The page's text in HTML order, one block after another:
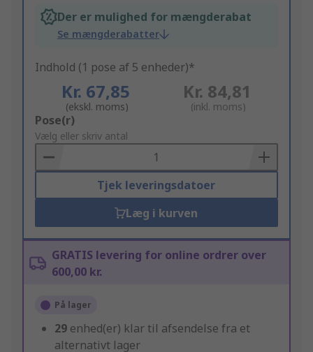
Der er mulighed for mængderabat
Se mængderabatter
Indhold (1 pose af 5 enheder)*
Kr. 67,85
(ekskl. moms)
Kr. 84,81
(inkl. moms)
Add
to
Basket
Pose(r)
Vælg eller skriv antal
Tjek leveringsdatoer
Læg i kurven
GRATIS levering for online ordrer over
600,00 kr.
På lager
29 enhed(er) klar til afsendelse fra et
alternativt lager